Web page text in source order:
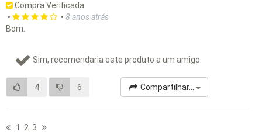
Compra Verificada
•
• 8 anos atrás
Bom.
Sim, recomendaria este produto a um amigo
4 6 Compartilhar...
1 2 3